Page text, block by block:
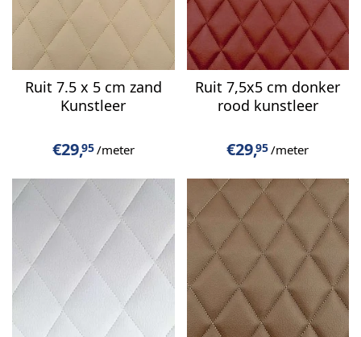
Ruit 7.5 x 5 cm zand
Kunstleer
€29,95/meter
Ruit 7,5x5 cm donker
rood kunstleer
€29,95/meter